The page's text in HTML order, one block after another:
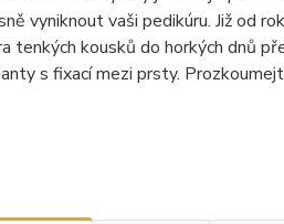
vyniknout vaši pedikúru. Již od
tenkých kousků do horkých dnů
s fixací mezi prsty.